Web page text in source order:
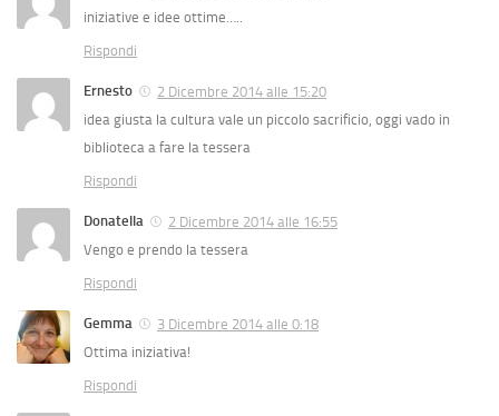
iniziative e idee ottime…..
Rispondi
Ernesto
2 Dicembre 2014 alle 15:20
idea giusta la cultura vale un piccolo sacrificio, oggi vado in
biblioteca a fare la tessera
Rispondi
Donatella
2 Dicembre 2014 alle 16:55
Vengo e prendo la tessera
Rispondi
Gemma
3 Dicembre 2014 alle 0:18
Ottima iniziativa!
Rispondi